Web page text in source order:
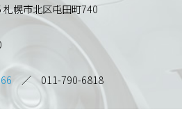
札幌市北区屯田町740
／ 011-790-6818